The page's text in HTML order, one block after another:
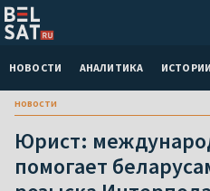
НОВОСТИ АНАЛИТИКА ИСТОРИИ
новости
Юрист:
помогает